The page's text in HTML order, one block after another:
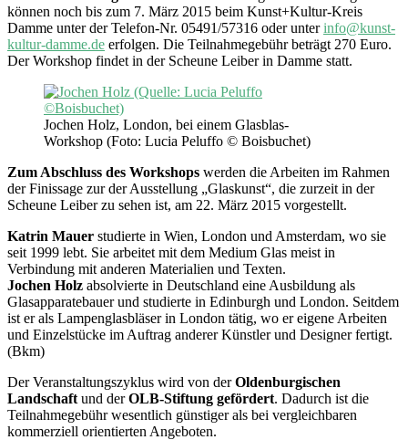
können noch bis zum 7. März 2015 beim Kunst+Kultur-Kreis
Damme unter der Telefon-Nr. 05491/57316 oder unterinfo@kunst-
kultur-damme.de erfolgen. Die Teilnahmegebühr beträgt 270 Euro.
Der Workshop findet in der Scheune Leiber in Damme statt.
Jochen Holz, London, bei einem Glasblas-
Workshop (Foto: Lucia Peluffo © Boisbuchet)
Zum Abschluss des Workshops werden die Arbeiten im Rahmen
der Finissage zur der Ausstellung „Glaskunst“, die zurzeit in der
Scheune Leiber zu sehen ist, am 22. März 2015 vorgestellt.
Katrin Mauer studierte in Wien, London und Amsterdam, wo sie
seit 1999 lebt. Sie arbeitet mit dem Medium Glas meist in
Verbindung mit anderen Materialien und Texten.
Jochen Holz absolvierte in Deutschland eine Ausbildung als
Glasapparatebauer und studierte in Edinburgh und London. Seitdem
ist er als Lampenglasbläser in London tätig, wo er eigene Arbeiten
und Einzelstücke im Auftrag anderer Künstler und Designer fertigt.
(Bkm)
Der Veranstaltungszyklus wird von derOldenburgischen
Landschaft und derOLB-Stiftung gefördert. Dadurch ist die
Teilnahmegebühr wesentlich günstiger als bei vergleichbaren
kommerziell orientierten Angeboten.